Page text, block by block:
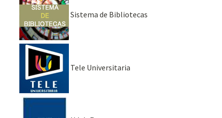
Sistema de Bibliotecas
Tele Universitaria